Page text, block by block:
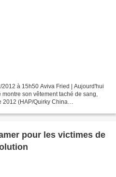
à 15h50 Aviva Fried | Aujourd'hui
montre son vêtement taché de sang,
2012 (HAP/Quirky China
pour les victimes de